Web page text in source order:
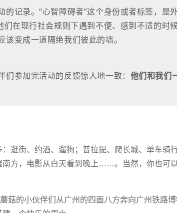
的记录。“心智障碍者”这个身份或者标签，是
们在现行社会规则下遇到不便、感到不适的时
该变成一道隔绝我们彼此的墙。
们参加完活动的反馈惊人地一致： 他们和我们
逛街、约酒、遛狗；普拉提、爬长城、单车骑
南方，电影从白天看到晚上……。当然，你也可以
菇的小伙伴们从广州的四面八方奔向广州铁路